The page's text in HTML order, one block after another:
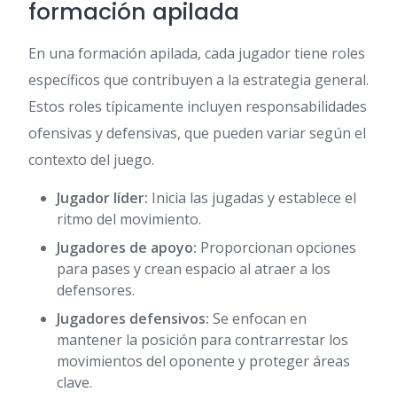
formación apilada
En una formación apilada, cada jugador tiene roles
específicos que contribuyen a la estrategia general.
Estos roles típicamente incluyen responsabilidades
ofensivas y defensivas, que pueden variar según el
contexto del juego.
Jugador líder: Inicia las jugadas y establece el
ritmo del movimiento.
Jugadores de apoyo: Proporcionan opciones
para pases y crean espacio al atraer a los
defensores.
Jugadores defensivos: Se enfocan en
mantener la posición para contrarrestar los
movimientos del oponente y proteger áreas
clave.